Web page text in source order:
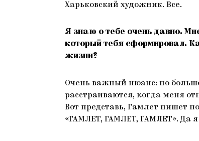
Харьковский художник. Все.
Я знаю о тебе очень давно.
который тебя сформировал.
жизни?
Очень важный нюанс: по
расстраиваются, когда меня
Вот представь, Гамлет пишет
«ГАМЛЕТ, ГАМЛЕТ, ГАМЛЕТ». Да я